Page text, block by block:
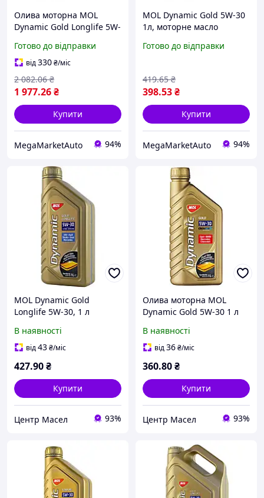
Олива моторна MOL
Dynamic Gold Longlife 5W-
Готово до відправки
від330₴/міс
1 977.26₴
2 082.06 ₴
Купити
MegaMarketAuto 94%
MOL Dynamic Gold 5W-30
1л, моторне масло
Готово до відправки
398.53₴
419.65 ₴
Купити
MegaMarketAuto 94%
MOL Dynamic Gold
Longlife 5W-30, 1 л
В наявності
від43₴/міс
427.90₴
Купити
Центр Масел 93%
Олива моторна MOL
Dynamic Gold 5W-30 1 л
В наявності
від36₴/міс
360.80₴
Купити
Центр Масел 93%